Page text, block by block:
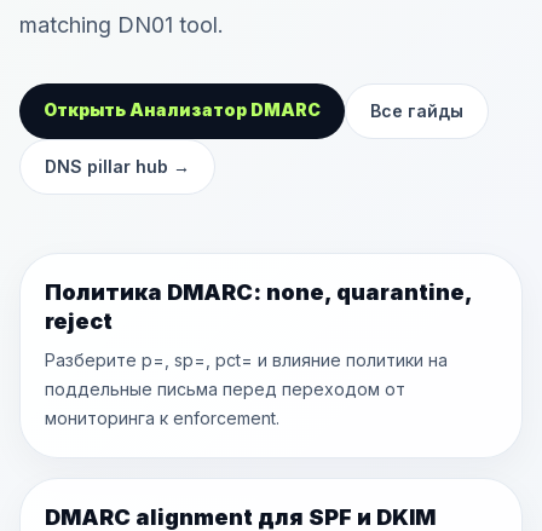
matching DN01 tool.
Открыть Анализатор DMARC Все гайды
DNS pillar hub →
Политика DMARC: none, quarantine,
reject
Разберите p=, sp=, pct= и влияние политики на
поддельные письма перед переходом от
мониторинга к enforcement.
DMARC alignment для SPF и DKIM